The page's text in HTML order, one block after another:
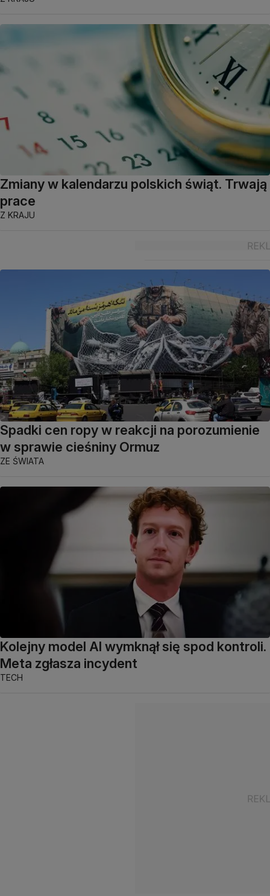
Zmiany w kalendarzu polskich świąt. Trwają
prace
Z KRAJU
Spadki cen ropy w reakcji na porozumienie
w sprawie cieśniny Ormuz
ZE ŚWIATA
Kolejny model AI wymknął się spod kontroli.
Meta zgłasza incydent
TECH